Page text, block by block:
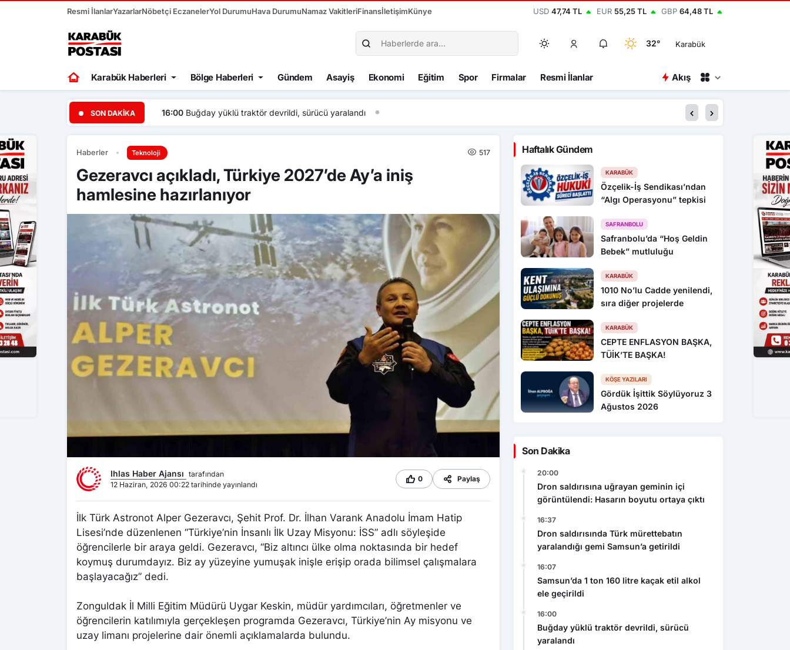
Resmi İlanlarYazarlarNöbetçi EczanelerYol DurumuHava DurumuNamaz VakitleriFinansİletişimKünye USD 47,74 TL EUR 55,25 TL GBP 64,48 TL
32° Karabük
Karabük Haberleri Bölge Haberleri Gündem Asayiş Ekonomi Eğitim Spor Firmalar Resmi İlanlar Akış
SON DAKIKA 16:00 Buğday yüklü traktör devrildi, sürücü yaralandı 15:34 HAYAT 112 ACİL
Haberler Teknoloji 517
Gezeravcı açıkladı, Türkiye 2027’de Ay’a iniş
hamlesine hazırlanıyor
Ihlas Haber Ajansı tarafından
12 Haziran, 2026 00:22 tarihinde yayınlandı
0 Paylaş
İlk Türk Astronot Alper Gezeravcı, Şehit Prof. Dr. İlhan Varank Anadolu İmam Hatip
Lisesi’nde düzenlenen “Türkiye’nin İnsanlı İlk Uzay Misyonu: İSS” adlı söyleşide
öğrencilerle bir araya geldi. Gezeravcı, “Biz altıncı ülke olma noktasında bir hedef
koymuş durumdayız. Biz ay yüzeyine yumuşak inişle erişip orada bilimsel çalışmalara
başlayacağız” dedi.
Zonguldak İl Milli Eğitim Müdürü Uygar Keskin, müdür yardımcıları, öğretmenler ve
öğrencilerin katılımıyla gerçekleşen programda Gezeravcı, Türkiye’nin Ay misyonu ve
uzay limanı projelerine dair önemli açıklamalarda bulundu.
Haftalık Gündem
KARABÜK
Özçelik-İş Sendikası’ndan
“Algı Operasyonu” tepkisi
SAFRANBOLU
Safranbolu’da “Hoş Geldin
Bebek” mutluluğu
KARABÜK
1010 No’lu Cadde yenilendi,
sıra diğer projelerde
KARABÜK
CEPTE ENFLASYON BAŞKA,
TÜİK’TE BAŞKA!
KÖŞE YAZILARI
Gördük İşittik Söylüyoruz 3
Ağustos 2026
Son Dakika
20:00
Dron saldırısına uğrayan geminin içi
görüntülendi: Hasarın boyutu ortaya çıktı
16:37
Dron saldırısında Türk mürettebatın
yaralandığı gemi Samsun’a getirildi
16:07
Samsun’da 1 ton 160 litre kaçak etil alkol
ele geçirildi
16:00
Buğday yüklü traktör devrildi, sürücü
yaralandı